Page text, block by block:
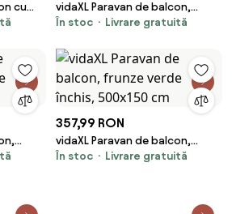
cu
cm
vidaXL Paravan de balcon,
frunze verzi, 500x75 cm
În stoc Livrare gratuită
cm
357,99 RON
vidaXL Paravan de balcon,
frunze verde închis, 500x150
În stoc Livrare gratuită